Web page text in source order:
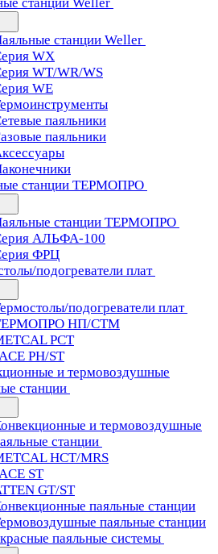
станции Weller
WX
WT/WR/WS
WE
паяльники
паяльники
станции ТЕРМОПРО
станции ТЕРМОПРО
АЛЬФА-100
ФРЦ
подогреватели плат
подогреватели плат
НП/СТМ
PCT
PH/ST
и термовоздушные
станции
и термовоздушные
станции
HCT/MRS
ST
GT/ST
паяльные станции
паяльные станции
паяльные системы